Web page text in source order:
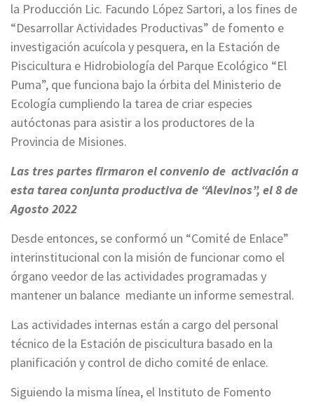
la Producción Lic. Facundo López Sartori, a los fines de
“Desarrollar Actividades Productivas” de fomento e
investigación acuícola y pesquera, en la Estación de
Piscicultura e Hidrobiología del Parque Ecológico “El
Puma”, que funciona bajo la órbita del Ministerio de
Ecología cumpliendo la tarea de criar especies
autóctonas para asistir a los productores de la
Provincia de Misiones.
Las tres partes firmaron el convenio de activación a
esta tarea conjunta productiva de “Alevinos”, el 8 de
Agosto 2022
Desde entonces, se conformó un “Comité de Enlace”
interinstitucional con la misión de funcionar como el
órgano veedor de las actividades programadas y
mantener un balance mediante un informe semestral.
Las actividades internas están a cargo del personal
técnico de la Estación de piscicultura basado en la
planificación y control de dicho comité de enlace.
Siguiendo la misma línea, el Instituto de Fomento